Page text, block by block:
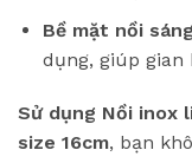
Bề mặt nồi
dụng, giúp gian
Sử dụng Nồi inox
size 16cm, bạn